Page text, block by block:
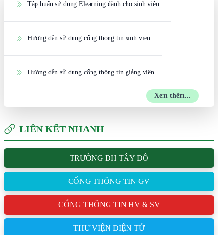
Tập huấn sử dụng Elearning dành cho sinh viên
Hướng dẫn sử dụng cổng thông tin sinh viên
Hướng dẫn sử dụng cổng thông tin giảng viên
Xem thêm...
LIÊN KẾT NHANH
TRƯỜNG ĐH TÂY ĐÔ
CỔNG THÔNG TIN GV
CỔNG THÔNG TIN HV & SV
THƯ VIỆN ĐIỆN TỬ